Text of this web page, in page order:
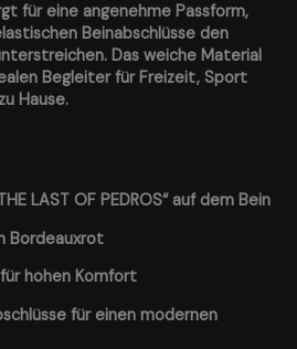
für eine angenehme Passform,
Beinabschlüsse den
Das weiche Material
Begleiter für Freizeit, Sport
Hause.
LAST OF PEDROS“ auf dem Bein
Bordeauxrot
hohen Komfort
für einen modernen